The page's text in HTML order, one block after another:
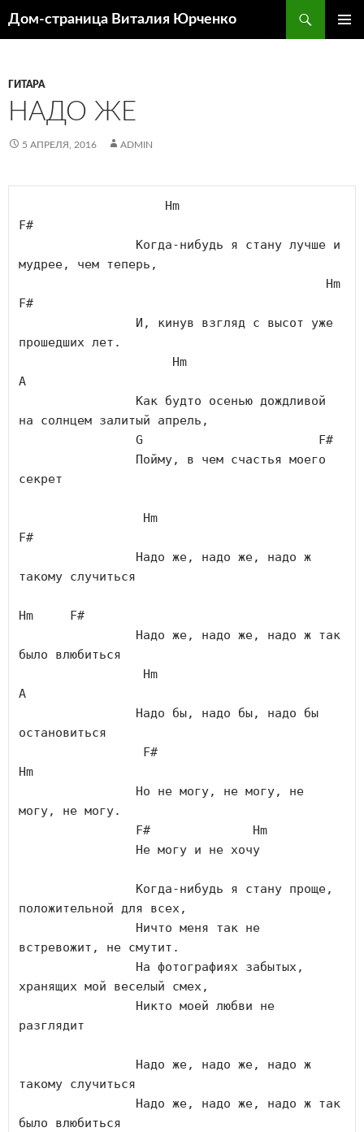
Дом-страница Виталия Юрченко
ГИТАРА
НАДО ЖЕ
5 АПРЕЛЯ, 2016 ADMIN
Hm
F#
мудрее, чем теперь,
Hm
F#
прошедших лет.
Hm
A
на солнцем залитый апрель,
G
F#
секрет
Hm
F#
такому случиться
Hm
F#
было влюбиться
Hm
A
остановиться
F#
Hm
могу, не могу.
F#
Hm
положительной для всех,
встревожит, не смутит.
хранящих мой веселый смех,
разглядит
такому случиться
было влюбиться